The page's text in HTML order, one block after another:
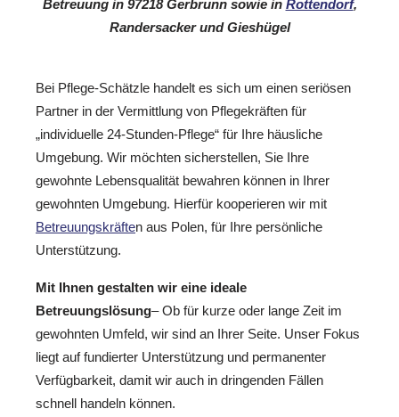
Betreuung in 97218 Gerbrunn sowie in Rottendorf,
Randersacker und Gieshügel
Bei Pflege-Schätzle handelt es sich um einen seriösen
Partner in der Vermittlung von Pflegekräften für
„individuelle 24-Stunden-Pflege“ für Ihre häusliche
Umgebung. Wir möchten sicherstellen, Sie Ihre
gewohnte Lebensqualität bewahren können in Ihrer
gewohnten Umgebung. Hierfür kooperieren wir mit
Betreuungskräften aus Polen, für Ihre persönliche
Unterstützung.
Mit Ihnen gestalten wir eine ideale
Betreuungslösung– Ob für kurze oder lange Zeit im
gewohnten Umfeld, wir sind an Ihrer Seite. Unser Fokus
liegt auf fundierter Unterstützung und permanenter
Verfügbarkeit, damit wir auch in dringenden Fällen
schnell handeln können.